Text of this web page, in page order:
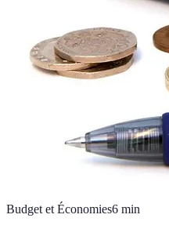
Budget et Économies6 min